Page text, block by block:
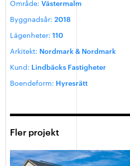
Område: Västermalm
Byggnadsår: 2018
Lägenheter: 110
Arkitekt: Nordmark & Nordmark
Kund: Lindbäcks Fastigheter
Boendeform: Hyresrätt
Fler projekt